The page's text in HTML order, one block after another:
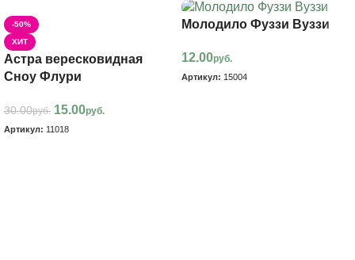
-50%
ХИТ
Астра вересковидная
Сноу Флури
30.00руб. 15.00руб.
Артикул: 11018
Молодило Фуззи Вуззи
12.00руб.
Артикул: 15004